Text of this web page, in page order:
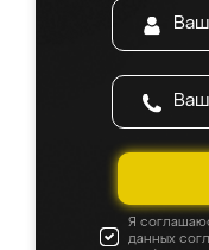
Я
данных